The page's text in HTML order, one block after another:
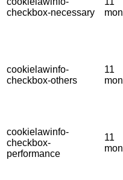
checkbox-necessary
cookielawinfo-
checkbox-others
11
cookielawinfo-
checkbox-
performance
11